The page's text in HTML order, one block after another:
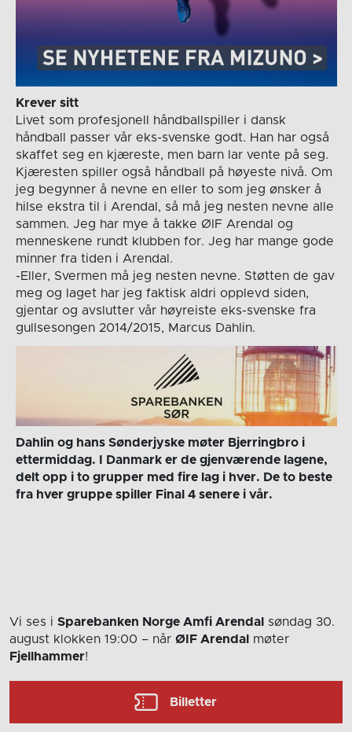
Krever sitt
Livet som profesjonell håndballspiller i dansk
håndball passer vår eks-svenske godt. Han har også
skaffet seg en kjæreste, men barn lar vente på seg.
Kjæresten spiller også håndball på høyeste nivå. Om
jeg begynner å nevne en eller to som jeg ønsker å
hilse ekstra til i Arendal, så må jeg nesten nevne alle
sammen. Jeg har mye å takke ØIF Arendal og
menneskene rundt klubben for. Jeg har mange gode
minner fra tiden i Arendal.
-Eller, Svermen må jeg nesten nevne. Støtten de gav
meg og laget har jeg faktisk aldri opplevd siden,
gjentar og avslutter vår høyreiste eks-svenske fra
gullsesongen 2014/2015, Marcus Dahlin.
Dahlin og hans Sønderjyske møter Bjerringbro i
ettermiddag. I Danmark er de gjenværende lagene,
delt opp i to grupper med fire lag i hver. De to beste
fra hver gruppe spiller Final 4 senere i vår.
Vi ses i Sparebanken Norge Amfi Arendal
søndag 30.
august klokken 19:00 – når ØIF Arendal
møter
Fjellhammer!
Billetter